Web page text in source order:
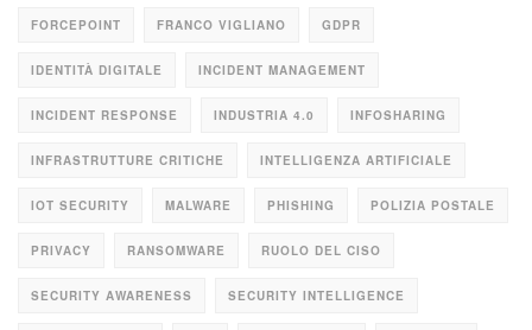
FORCEPOINT FRANCO VIGLIANO GDPR
IDENTITÀ DIGITALE INCIDENT MANAGEMENT
INCIDENT RESPONSE INDUSTRIA 4.0 INFOSHARING
INFRASTRUTTURE CRITICHE INTELLIGENZA ARTIFICIALE
IOT SECURITY MALWARE PHISHING POLIZIA POSTALE
PRIVACY RANSOMWARE RUOLO DEL CISO
SECURITY AWARENESS SECURITY INTELLIGENCE